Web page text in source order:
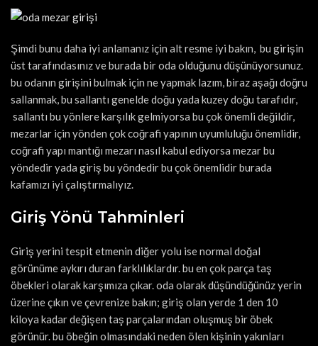
Şimdi bunu daha iyi anlamanız için alt resme iyi bakın, bu girişin
üst tarafındasınız ve burada bir oda olduğunu düşünüyorsunuz.
bu odanın girişini bulmak için ne yapmak lazım, biraz aşağı doğru
sallanmak, bu sallantı genelde doğu yada kuzey doğu tarafıdır,
sallantı bu yönlere karşılık gelmiyorsa bu çok önemli değildir,
mezarlar için yönden çok coğrafi yapının uyumluluğu önemlidir,
coğrafi yapı mantığı mezarı nasıl kabul ediyorsa mezar bu
yöndedir yada giriş bu yöndedir bu çok önemlidir burada
kafamızı iyi çalıştırmalıyız.
Giriş Yönü Tahminleri
Giriş yerini tespit etmenin diğer yolu ise normal doğal
görünüme aykırı duran farklılıklardır. bu en çok parça taş
öbekleri olarak karşımıza çıkar. oda olarak düşündüğünüz yerin
üzerine çıkın ve çevrenize bakın; giriş olan yerde 1 den 10
kiloya kadar değişen taş parçalarından oluşmuş bir öbek
görünür. bu öbeğin olmasındaki neden ölen kişinin yakınları